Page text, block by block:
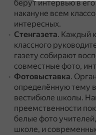
берут интервью в
накануне всем
интересных.
Стенгазета. Каждый
классного
газету собирают
совместные фото,
Фотовыставка.
определённую тему
вестибюле школы.
преемственности
белые фото
школе, и